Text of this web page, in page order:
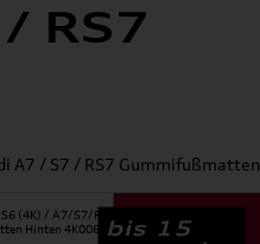
RS7
A7 / S7 / RS7 Gummifußmatten
bis 15